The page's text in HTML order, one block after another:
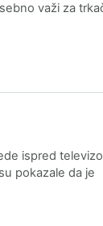
važi za
ispred
pokazale da je